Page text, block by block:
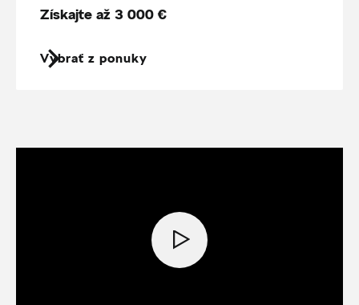
Získajte až 3 000 €
Vybrať z ponuky